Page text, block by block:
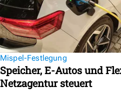
Mispel-Festlegung
Speicher, E-Autos und
Netzagentur steuert